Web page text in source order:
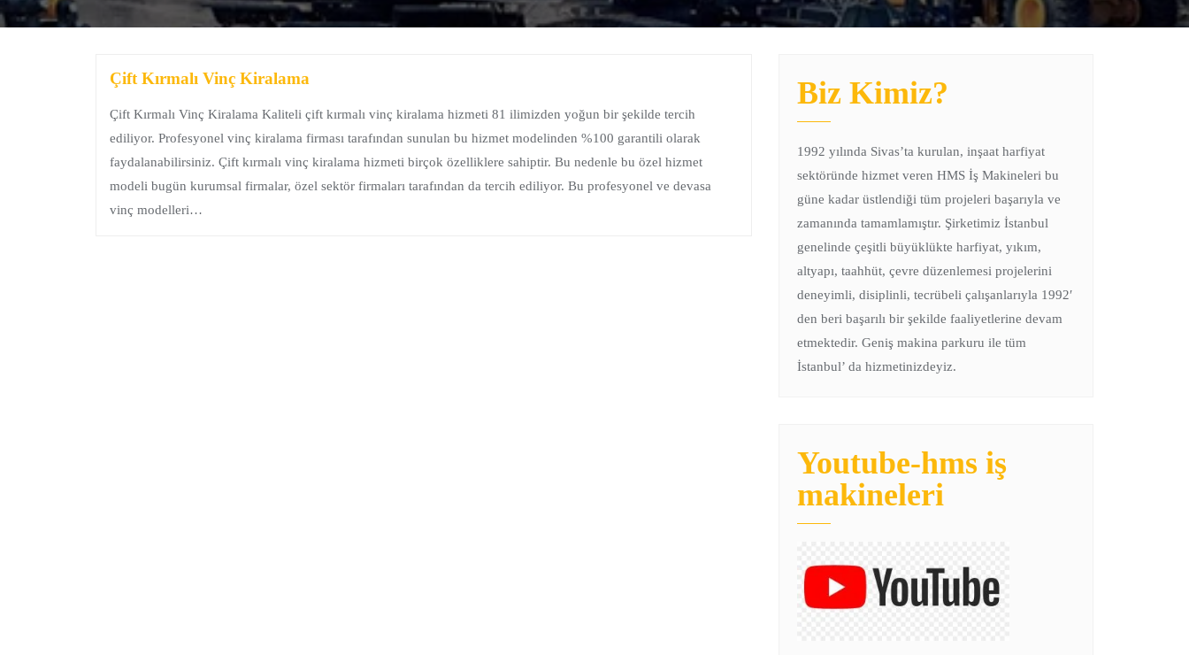
Çift Kırmalı Vinç Kiralama
Çift Kırmalı Vinç Kiralama Kaliteli çift kırmalı vinç kiralama hizmeti 81 ilimizden yoğun bir şekilde tercih
ediliyor. Profesyonel vinç kiralama firması tarafından sunulan bu hizmet modelinden %100 garantili olarak
faydalanabilirsiniz. Çift kırmalı vinç kiralama hizmeti birçok özelliklere sahiptir. Bu nedenle bu özel hizmet
modeli bugün kurumsal firmalar, özel sektör firmaları tarafından da tercih ediliyor. Bu profesyonel ve devasa
vinç modelleri…
Biz Kimiz?
1992 yılında Sivas’ta kurulan, inşaat harfiyat
sektöründe hizmet veren HMS İş Makineleri bu
güne kadar üstlendiği tüm projeleri başarıyla ve
zamanında tamamlamıştır. Şirketimiz İstanbul
genelinde çeşitli büyüklükte harfiyat, yıkım,
altyapı, taahhüt, çevre düzenlemesi projelerini
deneyimli, disiplinli, tecrübeli çalışanlarıyla 1992′
den beri başarılı bir şekilde faaliyetlerine devam
etmektedir. Geniş makina parkuru ile tüm
İstanbul’ da hizmetinizdeyiz.
Youtube-hms iş
makineleri